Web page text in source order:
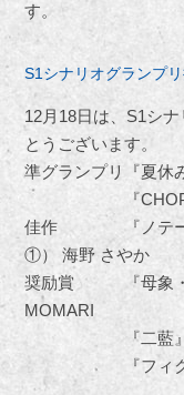
す。
S1シナリオグランプ
12月18日は、S1シ
とうございます。
準グランプリ『夏休
『
佳作 『ノテール
①） 海野 さやか
奨励賞 『母象・
MOMARI
『二藍』（
『フィクショ